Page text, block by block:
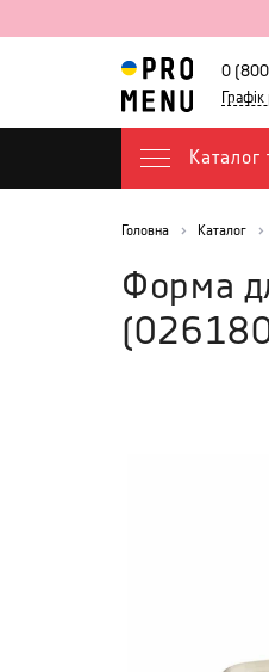
0
Каталог
Головна Каталог
Форма
(